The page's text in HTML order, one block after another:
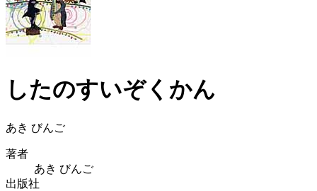
したのすいぞくかん
あき びんご
著者
あき びんご
出版社